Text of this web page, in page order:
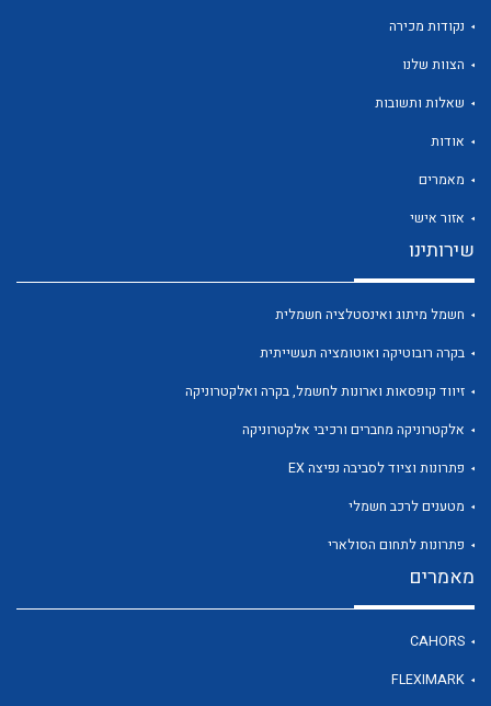
לכל מוצרי היצרן
נקודות מכירה
הצוות שלנו
שאלות ותשובות
אודות
מאמרים
אזור אישי
שירותינו
חשמל מיתוג ואינסטלציה חשמלית
בקרה רובוטיקה ואוטומציה תעשייתית
זיווד קופסאות וארונות לחשמל, בקרה ואלקטרוניקה
אלקטרוניקה מחברים ורכיבי אלקטרוניקה
פתרונות וציוד לסביבה נפיצה EX
מטענים לרכב חשמלי
פתרונות לתחום הסולארי
מאמרים
CAHORS
FLEXIMARK